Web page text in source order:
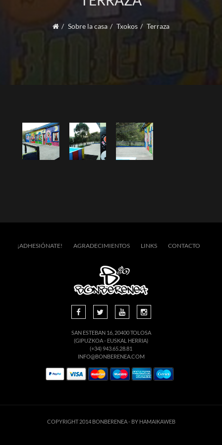
Sobre la casa Txokos Terraza
¡ADHESIÓNATE! AGRADECIMIENTOS LINKS CONTACTO
SAN ESTEBAN 16, 20400 TOLOSA
(GIPUZKOA - EUSKAL HERRIA)
(+34) 943.65.28.81
INFO@BONBERENEA.COM
COPYRIGHT 2014 BONBERENEA - BY HAMAIKAWEB